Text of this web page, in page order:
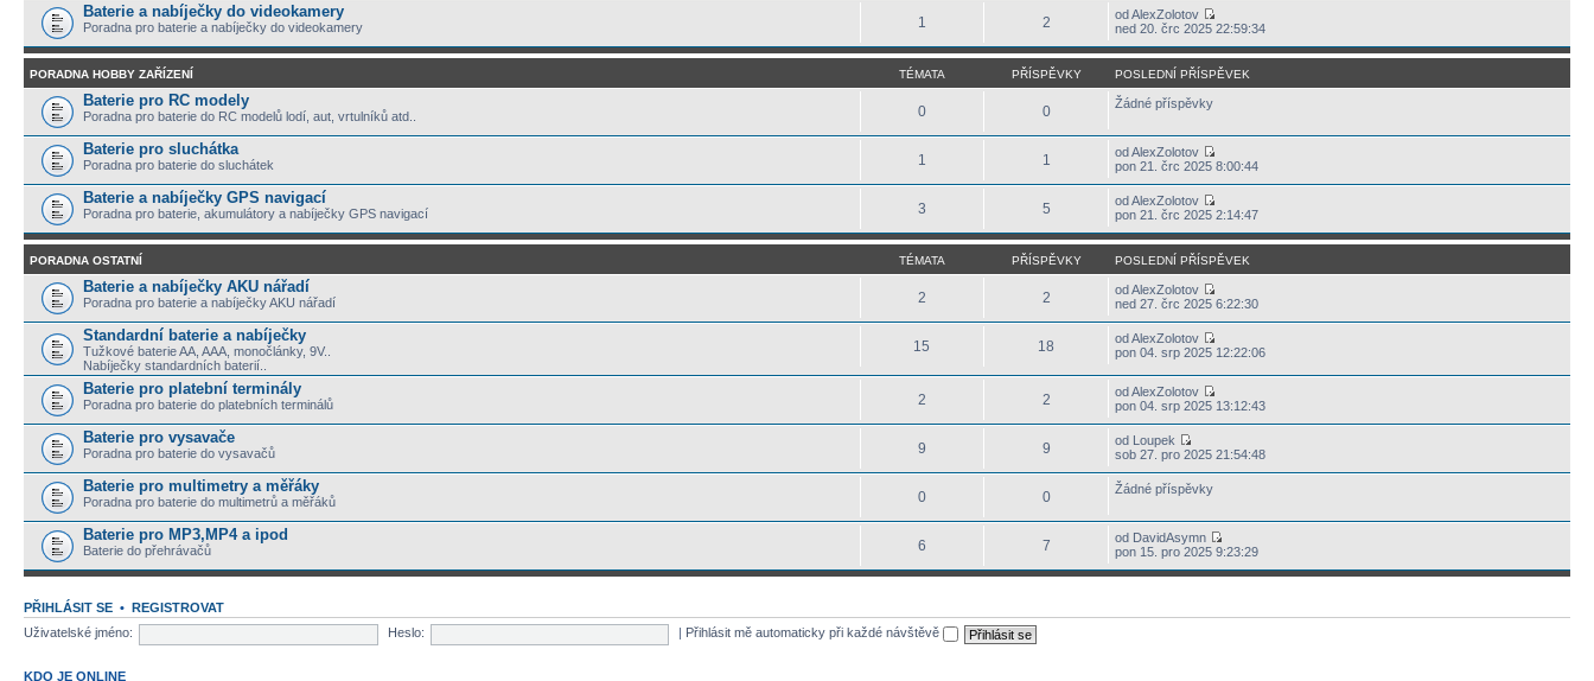
Baterie a nabíječky do videokamery
Poradna pro baterie a nabíječky do videokamery 1 2
od AlexZolotov
ned 20. črc 2025 22:59:34
PORADNA HOBBY ZAŘÍZENÍ TÉMATA PŘÍSPĚVKY POSLEDNÍ PŘÍSPĚVEK
Baterie pro RC modely
Poradna pro baterie do RC modelů lodí, aut, vrtulníků atd.. 0 0 Žádné příspěvky
Baterie pro sluchátka
Poradna pro baterie do sluchátek 1 1
od AlexZolotov
pon 21. črc 2025 8:00:44
Baterie a nabíječky GPS navigací
Poradna pro baterie, akumulátory a nabíječky GPS navigací 3 5
od AlexZolotov
pon 21. črc 2025 2:14:47
PORADNA OSTATNÍ TÉMATA PŘÍSPĚVKY POSLEDNÍ PŘÍSPĚVEK
Baterie a nabíječky AKU nářadí
Poradna pro baterie a nabíječky AKU nářadí 2 2
od AlexZolotov
ned 27. črc 2025 6:22:30
Standardní baterie a nabíječky
Tužkové baterie AA, AAA, monočlánky, 9V..
Nabíječky standardních baterií..
15 18
od AlexZolotov
pon 04. srp 2025 12:22:06
Baterie pro platební terminály
Poradna pro baterie do platebních terminálů 2 2
od AlexZolotov
pon 04. srp 2025 13:12:43
Baterie pro vysavače
Poradna pro baterie do vysavačů 9 9
od Loupek
sob 27. pro 2025 21:54:48
Baterie pro multimetry a měřáky
Poradna pro baterie do multimetrů a měřáků 0 0 Žádné příspěvky
Baterie pro MP3,MP4 a ipod
Baterie do přehrávačů 6 7
od DavidAsymn
pon 15. pro 2025 9:23:29
PŘIHLÁSIT SE • REGISTROVAT
Uživatelské jméno:
Heslo: Přihlásit mě automaticky při každé návštěvě
KDO JE ONLINE